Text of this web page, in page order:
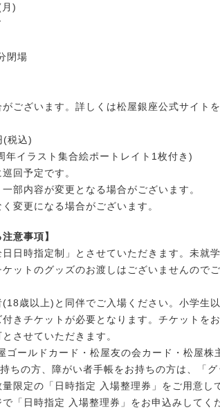
)
閉場
ございます。詳しくは松屋銀座公式サイト
(税込)
イラスト集合絵ポートレイト1枚付き)
回予定です。
部内容が変更となる場合がございます。
変更になる場合がございます。
意事項】
日時指定制」とさせていただきます。未就
ットのグッズのお渡しはございませんので
歳以上)と同伴でご入場ください。小学生
きチケットが必要となります。チケットを
させていただきます。
ールドカード・松屋友の会カード・松屋株
ちの方、障がい者手帳をお持ちの方は、「グ
限定の「日時指定 入場整理券」をご用意し
「日時指定 入場整理券」をお申込みしてく